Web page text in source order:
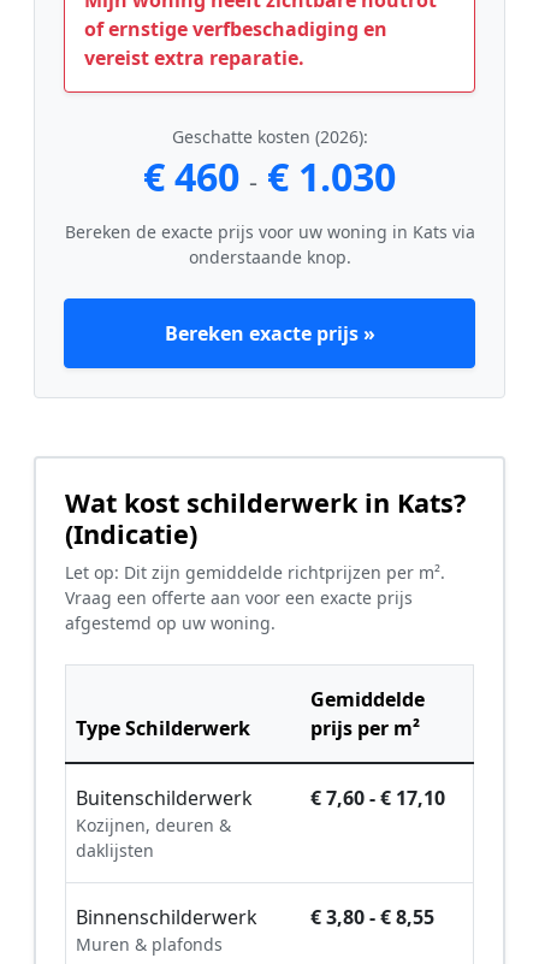
of ernstige verfbeschadiging en
vereist extra reparatie.
Geschatte kosten (2026):
€ 460 - € 1.030
Bereken de exacte prijs voor uw woning in Kats via
onderstaande knop.
Bereken exacte prijs »
Wat kost schilderwerk in Kats?
(Indicatie)
Let op: Dit zijn gemiddelde richtprijzen per m².
Vraag een offerte aan voor een exacte prijs
afgestemd op uw woning.
Type Schilderwerk
Gemiddelde
prijs per m²
Buitenschilderwerk
Kozijnen, deuren &
daklijsten
€ 7,60 - € 17,10
Binnenschilderwerk
Muren & plafonds
€ 3,80 - € 8,55